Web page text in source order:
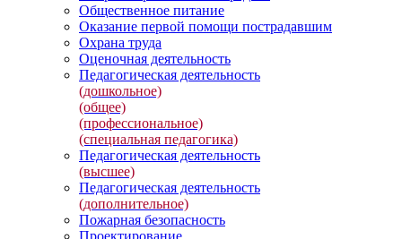
Общественное питание
Оказание первой помощи пострадавшим
Охрана труда
Оценочная деятельность
Педагогическая деятельность
(дошкольное)
(общее)
(профессиональное)
(специальная педагогика)
Педагогическая деятельность
(высшее)
Педагогическая деятельность
(дополнительное)
Пожарная безопасность
Проектирование